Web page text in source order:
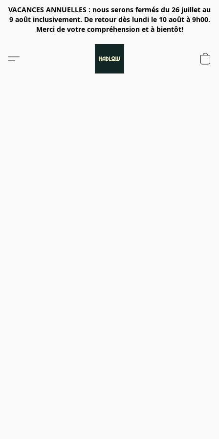
VACANCES ANNUELLES : nous serons fermés du 26 juillet au
9 août inclusivement. De retour dès lundi le 10 août à 9h00.
Merci de votre compréhension et à bientôt!